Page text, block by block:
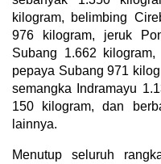
kilogram, belimbing
976 kilogram, jeruk
Subang 1.662
pepaya Subang 971
semangka Indramayu
150 kilogram, dan
lainnya.
Menutup seluruh